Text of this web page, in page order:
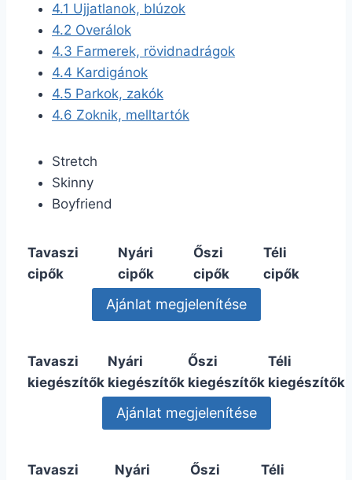
4.1 Ujjatlanok, blúzok
4.2 Overálok
4.3 Farmerek, rövidnadrágok
4.4 Kardigánok
4.5 Parkok, zakók
4.6 Zoknik, melltartók
Stretch
Skinny
Boyfriend
Tavaszi
cipők
Nyári
cipők
Őszi
cipők
Téli
cipők
Tavaszi
kiegészítők
Nyári
kiegészítők
Őszi
kiegészítők
Téli
kiegészítők
Tavaszi Nyári Őszi Téli